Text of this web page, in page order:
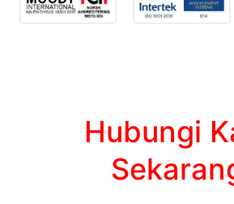
Hubungi